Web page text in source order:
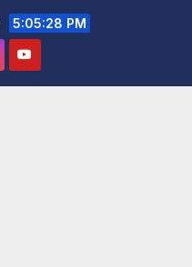
5:05:30 PM